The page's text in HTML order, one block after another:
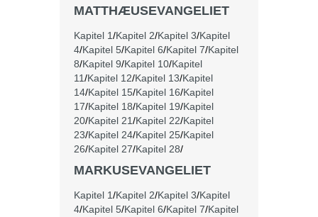
MATTHÆUSEVANGELIET
Kapitel 1/Kapitel 2/Kapitel 3/Kapitel
4/Kapitel 5/Kapitel 6/Kapitel 7/Kapitel
8/Kapitel 9/Kapitel 10/Kapitel
11/Kapitel 12/Kapitel 13/Kapitel
14/Kapitel 15/Kapitel 16/Kapitel
17/Kapitel 18/Kapitel 19/Kapitel
20/Kapitel 21/Kapitel 22/Kapitel
23/Kapitel 24/Kapitel 25/Kapitel
26/Kapitel 27/Kapitel 28/
MARKUSEVANGELIET
Kapitel 1/Kapitel 2/Kapitel 3/Kapitel
4/Kapitel 5/Kapitel 6/Kapitel 7/Kapitel